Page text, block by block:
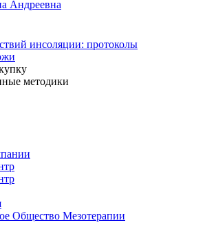
Андреевна
инсоляции: протоколы
методики
Общество Мезотерапии